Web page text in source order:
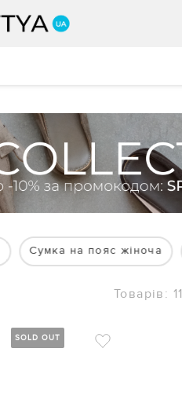
Сумка на пояс жіноча
Товарів: 11
SOLD OUT